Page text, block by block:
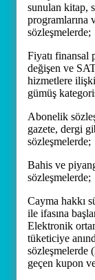
sunulan kitap,
programlarına
sözleşmelerde;
Fiyatı finansal
değişen ve
hizmetlere
gümüş
Abonelik
gazete, dergi
sözleşmelerde;
Bahis ve
sözleşmelerde;
Cayma hakkı
ile ifasına
Elektronik
tüketiciye
sözleşmelerde
geçen kupon